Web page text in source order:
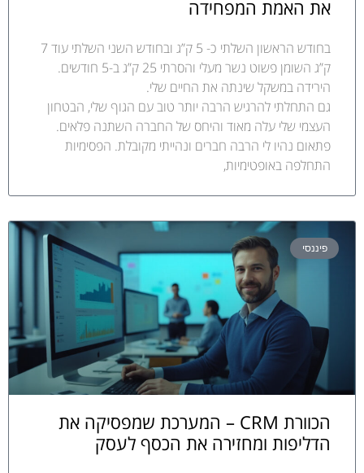
את האמת המפחידה
בחודש הראשון השלתי כ- 5 ק”ג ובחודש השני השלתי עוד 7
ק”ג השומן פשוט נשר מעלי והסרתי 25 ק”ג ב-5 חודשים.
הירידה במשקל שינתה את החיים שלי.
גם התחלתי להרגיש הרבה יותר טוב עם הגוף שלי, הבטחון
העצמי שלי עלה מאוד והיחס של החברה השתנה פלאים.
פתאום נהיו לי הרבה חברים ונהייתי מקובלת. הפסימיות
התחלפה באופטימיות,
פיננסי
הכוורת CRM – המערכת שמפסיקה את
הדליפות ומחזירה את הכסף לעסק